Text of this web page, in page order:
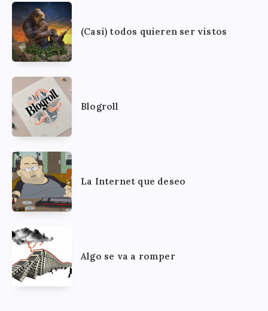
(Casi) todos quieren ser vistos
Blogroll
La Internet que deseo
Algo se va a romper